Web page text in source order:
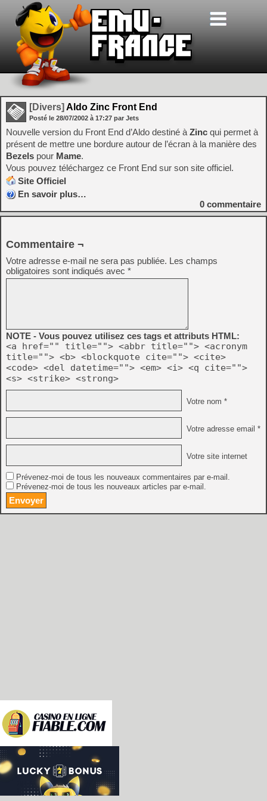
[Divers] Aldo Zinc Front End
Posté le 28/07/2002 à 17:27 par Jets
Nouvelle version du Front End d’Aldo destiné à Zinc qui permet à
présent de mettre une bordure autour de l’écran à la manière des
Bezels pour Mame.
Vous pouvez téléchargez ce Front End sur son site officiel.
Site Officiel
En savoir plus…
0 commentaire
Commentaire ¬
Votre adresse e-mail ne sera pas publiée. Les champs
obligatoires sont indiqués avec *
NOTE - Vous pouvez utilisez ces tags et attributs HTML:
<a href="" title=""> <abbr title=""> <acronym
title=""> <b> <blockquote cite=""> <cite>
<code> <del datetime=""> <em> <i> <q cite="">
<s> <strike> <strong>
Votre nom *
Votre adresse email *
Votre site internet
Prévenez-moi de tous les nouveaux commentaires par e-mail.
Prévenez-moi de tous les nouveaux articles par e-mail.